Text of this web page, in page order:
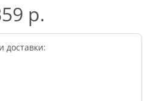
р.
доставки: